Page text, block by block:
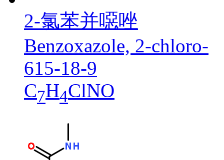
2-氯苯并噁唑
Benzoxazole, 2-chloro-
615-18-9
C7H4ClNO